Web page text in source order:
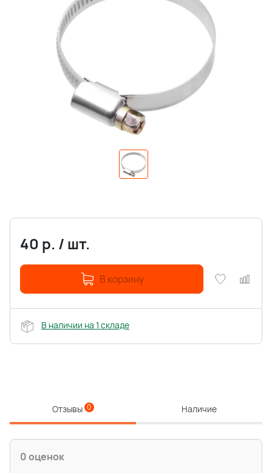
40 р. / шт.
В корзину
В наличии на 1 складе
Отзывы 0 Наличие
0 оценок